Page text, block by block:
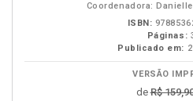
Coordenadora:
ISBN:
Páginas:
Publicado em:
VERSÃO
deR$